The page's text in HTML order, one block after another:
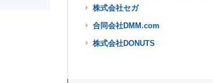
株式会社セガ
合同会社DMM.com
株式会社DONUTS